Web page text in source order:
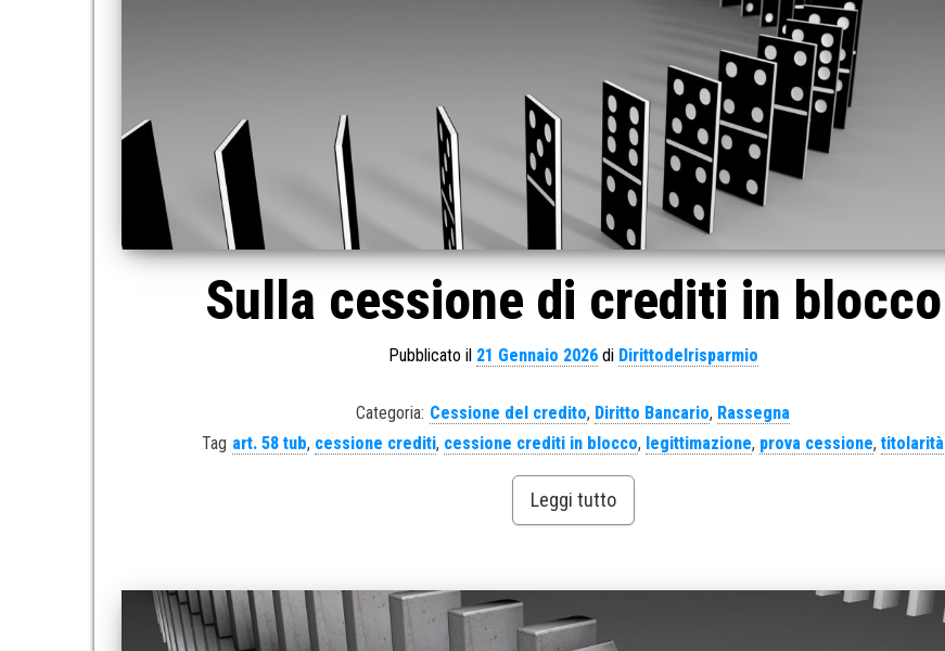
Sulla cessione di crediti in blocco
Pubblicato il 21 Gennaio 2026di Dirittodelrisparmio
Categoria: Cessione del credito, Diritto Bancario, Rassegna
Tag art. 58 tub, cessione crediti, cessione crediti in blocco, legittimazione, prova cessione,titolarità
Leggi tutto